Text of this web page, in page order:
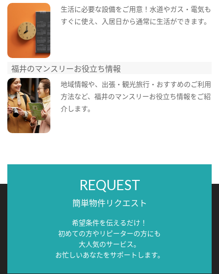
生活に必要な設備をご用意！水道やガス・電気も
すぐに使え、入居日から通常に生活ができます。
福井のマンスリーお役立ち情報
地域情報や、出張・観光旅行・おすすめのご利用
方法など、福井のマンスリーお役立ち情報をご紹
介します。
REQUEST
簡単物件リクエスト
希望条件を伝えるだけ！
初めての方やリピーターの方にも
大人気のサービス。
お忙しいあなたをサポートします。